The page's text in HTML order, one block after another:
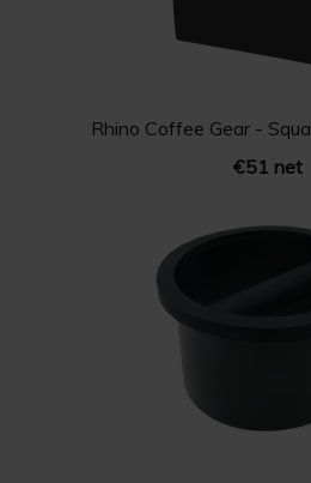
Rhino Coffee Gear -
€51 net